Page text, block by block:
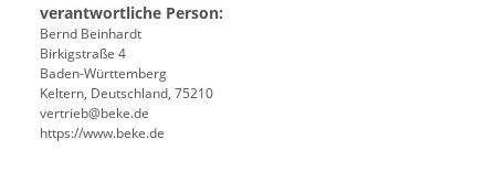
verantwortliche Person:
Bernd Beinhardt
Birkigstraße 4
Baden-Württemberg
Keltern, Deutschland, 75210
vertrieb@beke.de
https://www.beke.de